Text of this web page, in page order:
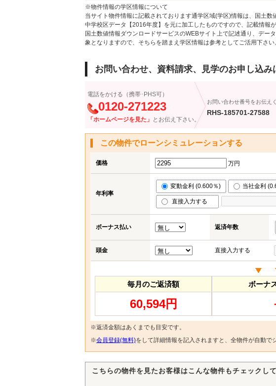
※物件情報の学区情報について
当サイト物件情報に記載されております通学区域(学区)情報は、国土
中学校区データ【2016年度】を元に加工したものですので、記載情報
国土数値情報ダウンロードサービスのWEBサイト上で記述通り、デ
象となりますので、そちらを踏まえ学区情報は参考としてご活用下さい
お問い合わせ、資料請求、見学のお申し込み
電話をかける（携帯･PHS可）
0120-271223
「ホームページを見た」 とお伝え下さい。
お問い合わせ番号をお伝え
RHS-185701-27588
この物件でローンシミュレーションする
価格 万円
年利率
変動金利 (0.600％) 当社金利
直接入力する
ボーナス払い 返済年数
頭金 直接入力する
毎月のご返済額
60,594円
ボーナ
※返済金額はあくまでも目安です。
※会員登録(無料)をして詳細情報を記入されますと、全物件が自動で
こちらの物件を見たお客様はこんな物件もチェックして